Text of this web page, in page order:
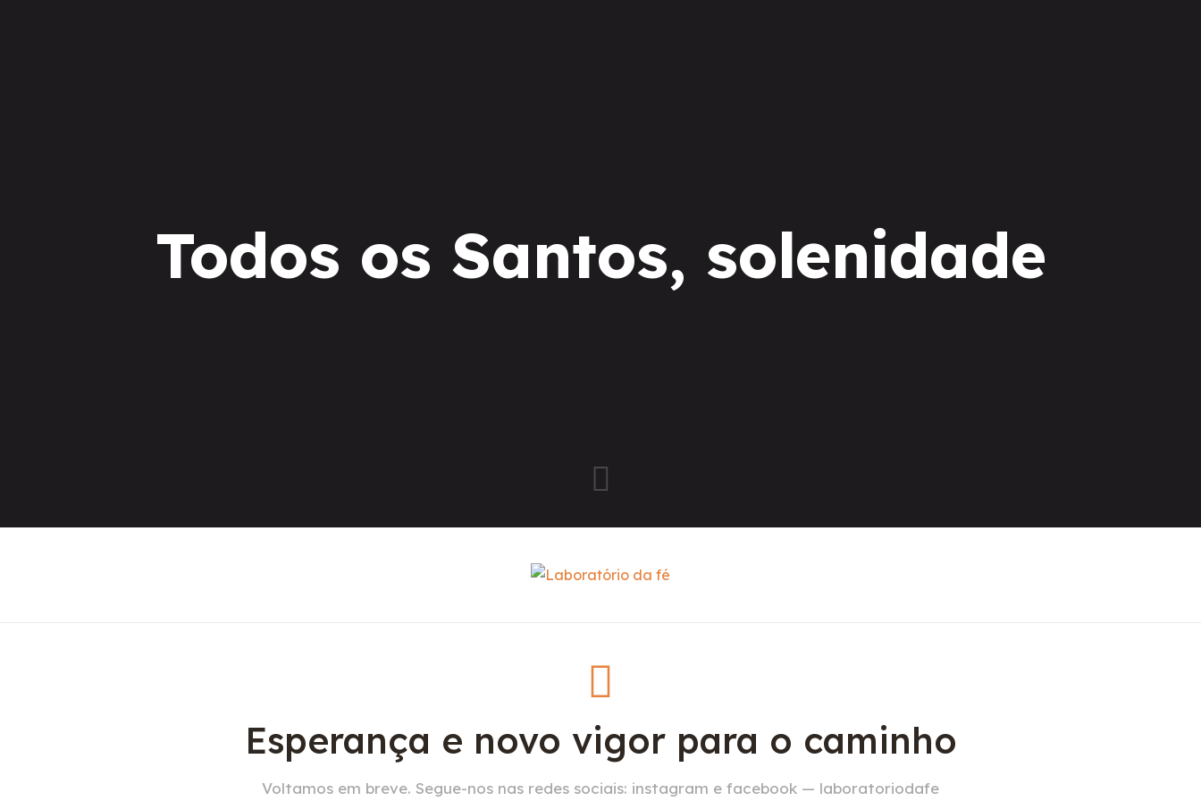
Todos os Santos, solenidade
Esperança e novo vigor para o caminho
Voltamos em breve. Segue-nos nas redes sociais: instagram e facebook — laboratoriodafe